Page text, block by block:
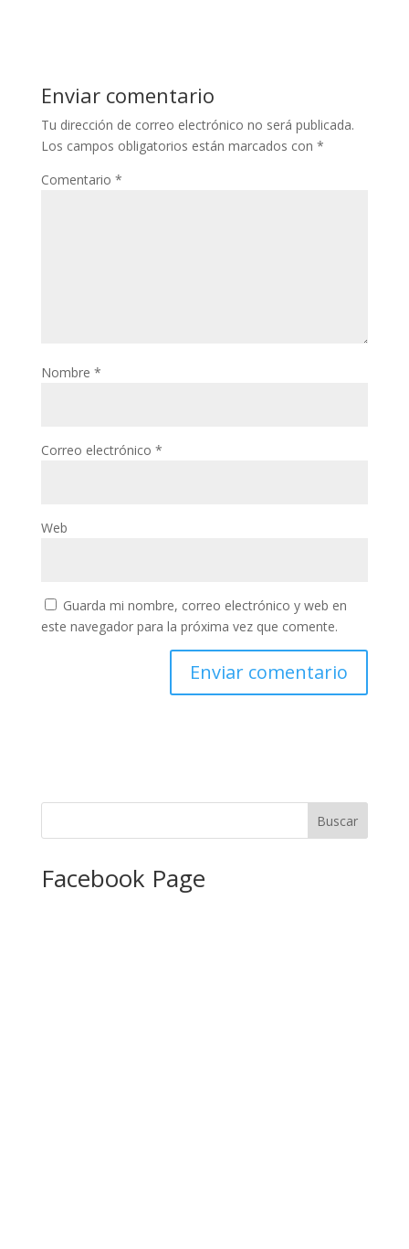
Enviar comentario
Tu dirección de correo electrónico no será publicada.
Los campos obligatorios están marcados con *
Comentario *
Nombre *
Correo electrónico *
Web
Guarda mi nombre, correo electrónico y web en
este navegador para la próxima vez que comente.
Facebook Page